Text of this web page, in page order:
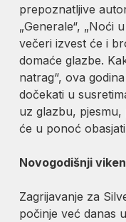
prepoznatljive
„Generale“, „Noći
večeri izvest će i
domaće glazbe.
natrag“, ova
dočekati u
uz glazbu, pjesmu,
će u ponoć
Novogodišnji
Zagrijavanje za
počinje već danas